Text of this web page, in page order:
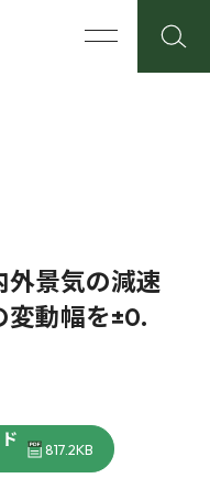
外景気の減速
変動幅を±0.
817.2KB